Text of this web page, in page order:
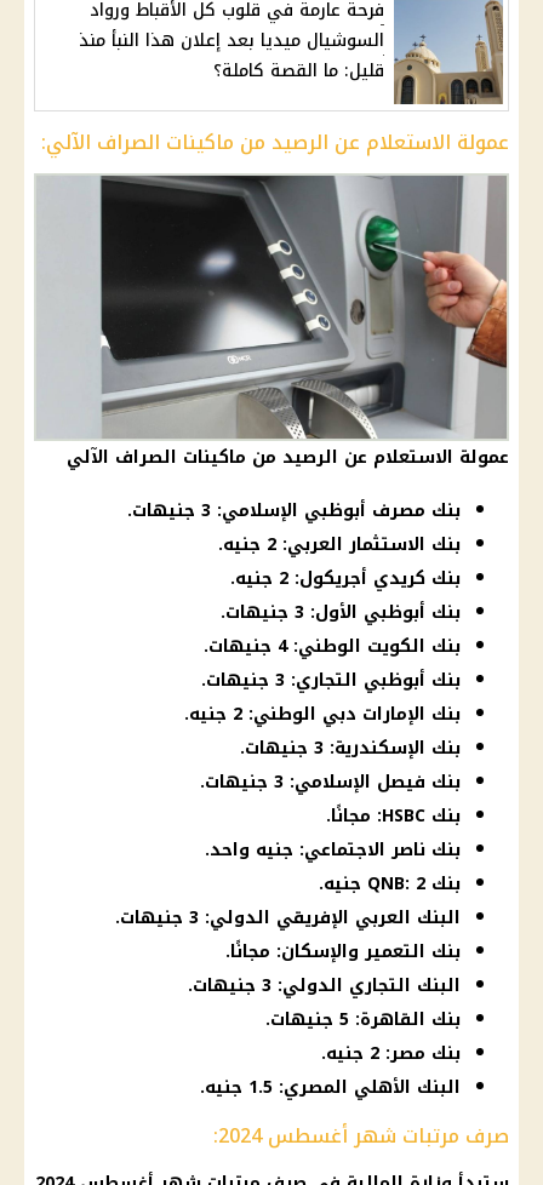
فرحة عارمة في قلوب كل الأقباط ورواد
السوشيال ميديا بعد إعلان هذا النبأ منذ
قليل: ما القصة كاملة؟
عمولة الاستعلام عن الرصيد من ماكينات الصراف الآلي:
عمولة الاستعلام عن الرصيد من ماكينات الصراف الآلي
بنك مصرف أبوظبي الإسلامي: 3 جنيهات.
بنك الاستثمار العربي: 2 جنيه.
بنك كريدي أجريكول: 2 جنيه.
بنك أبوظبي الأول: 3 جنيهات.
بنك الكويت الوطني: 4 جنيهات.
بنك أبوظبي التجاري: 3 جنيهات.
بنك الإمارات دبي الوطني: 2 جنيه.
بنك الإسكندرية: 3 جنيهات.
بنك فيصل الإسلامي: 3 جنيهات.
بنك HSBC: مجانًا.
بنك ناصر الاجتماعي: جنيه واحد.
بنك QNB: 2 جنيه.
البنك العربي الإفريقي الدولي: 3 جنيهات.
بنك التعمير والإسكان: مجانًا.
البنك التجاري الدولي: 3 جنيهات.
بنك القاهرة: 5 جنيهات.
بنك مصر: 2 جنيه.
البنك الأهلي المصري: 1.5 جنيه.
صرف مرتبات شهر أغسطس 2024: